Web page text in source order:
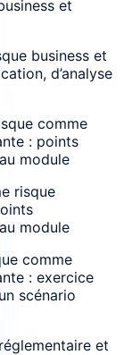
et
business et
d’analyse
comme
: points
module
risque
module
comme
: exercice
scénario
et